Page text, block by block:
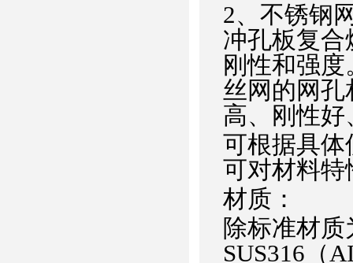
2、不锈钢
冲孔板复
刚性和强
丝网的网
高、刚性
可根据具体
可对材料特
材质：
除标准材质
SUS316（